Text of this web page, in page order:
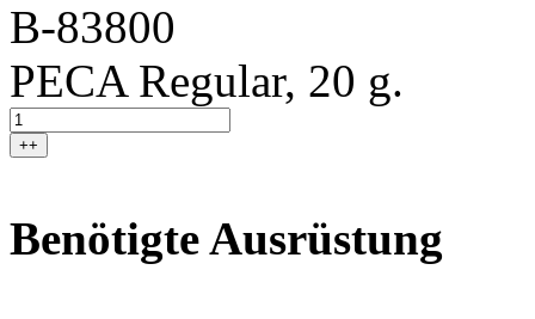
B-83800
PECA Regular, 20 g.
++
Benötigte Ausrüstung